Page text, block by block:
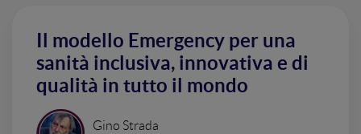
Il modello Emergency per una
sanità inclusiva, innovativa e di
qualità in tutto il mondo
Gino Strada